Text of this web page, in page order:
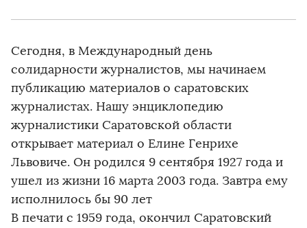
Сегодня, в Международный день
солидарности журналистов, мы начинаем
публикацию материалов о саратовских
журналистах. Нашу энциклопедию
журналистики Саратовской области
открывает материал о Елине Генрихе
Львовиче. Он родился 9 сентября 1927 года и
ушел из жизни 16 марта 2003 года. Завтра ему
исполнилось бы 90 лет
В печати с 1959 года, окончил Саратовский